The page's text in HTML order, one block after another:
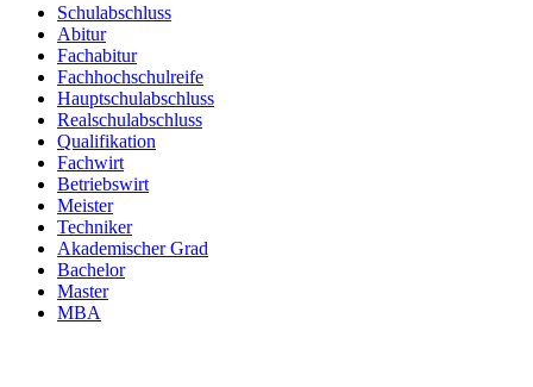
Schulabschluss
Abitur
Fachabitur
Fachhochschulreife
Hauptschulabschluss
Realschulabschluss
Qualifikation
Fachwirt
Betriebswirt
Meister
Techniker
Akademischer Grad
Bachelor
Master
MBA